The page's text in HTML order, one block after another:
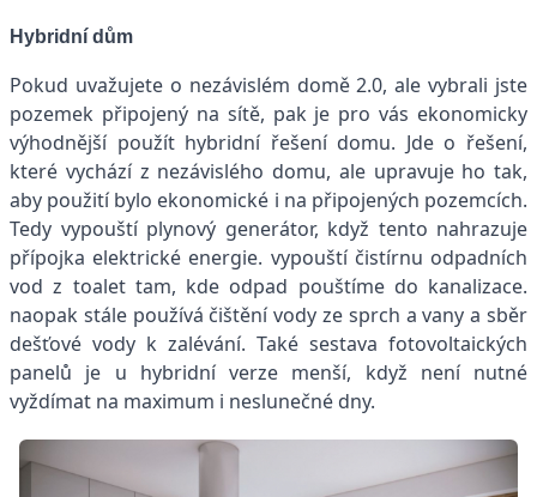
Hybridní dům
Pokud uvažujete o nezávislém domě 2.0, ale vybrali jste
pozemek připojený na sítě, pak je pro vás ekonomicky
výhodnější použít hybridní řešení domu. Jde o řešení,
které vychází z nezávislého domu, ale upravuje ho tak,
aby použití bylo ekonomické i na připojených pozemcích.
Tedy vypouští plynový generátor, když tento nahrazuje
přípojka elektrické energie. vypouští čistírnu odpadních
vod z toalet tam, kde odpad pouštíme do kanalizace.
naopak stále používá čištění vody ze sprch a vany a sběr
dešťové vody k zalévání. Také sestava fotovoltaických
panelů je u hybridní verze menší, když není nutné
vyždímat na maximum i neslunečné dny.